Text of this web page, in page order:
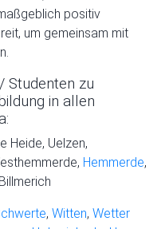
positiv
um gemeinsam mit
Studenten zu
in allen
Heide, Uelzen,
Hemmerde,
, Witten, Wetter